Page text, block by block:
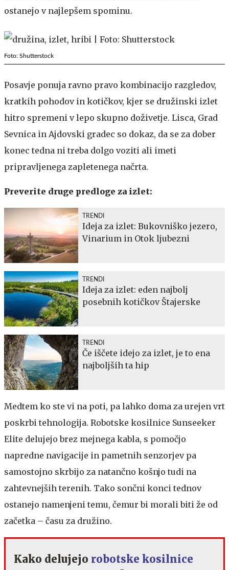
ostanejo v najlepšem spominu.
Foto: Shutterstock
Posavje ponuja ravno pravo kombinacijo razgledov,
kratkih pohodov in kotičkov, kjer se družinski izlet
hitro spremeni v lepo skupno doživetje. Lisca, Grad
Sevnica in Ajdovski gradec so dokaz, da se za dober
konec tedna ni treba dolgo voziti ali imeti
pripravljenega zapletenega načrta.
Preverite druge predloge za izlet:
TRENDI
Ideja za izlet: Bukovniško jezero,
Vinarium in Otok ljubezni
TRENDI
Ideja za izlet: eden najbolj
posebnih kotičkov Štajerske
TRENDI
Če iščete idejo za izlet, je to ena
najboljših ta hip
Medtem ko ste vi na poti, pa lahko doma za urejen vrt
poskrbi tehnologija. Robotske kosilnice Sunseeker
Elite delujejo brez mejnega kabla, s pomočjo
napredne navigacije in pametnih senzorjev pa
samostojno skrbijo za natančno košnjo tudi na
zahtevnejših terenih. Tako sončni konci tednov
ostanejo namenjeni temu, čemur bi morali biti že od
začetka – času za družino.
Kako delujejo robotske kosilnice